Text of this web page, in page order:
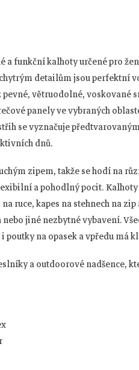
a funkční kalhoty určené pro
detailům jsou perfektní
větruodolné, voskované
panely ve vybraných
se vyznačuje
dnů.
zipem, takže se hodí na
a pohodlný pocit.
ruce, kapes na stehnech na
jiné nezbytné vybavení.
poutky na opasek a vpředu má
a outdoorové nadšence,